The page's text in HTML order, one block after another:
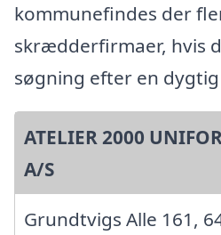
kommunefindes der
skrædderfirmaer, hvis
søgning efter en
ATELIER 2000
A/S
Grundtvigs Alle 161,